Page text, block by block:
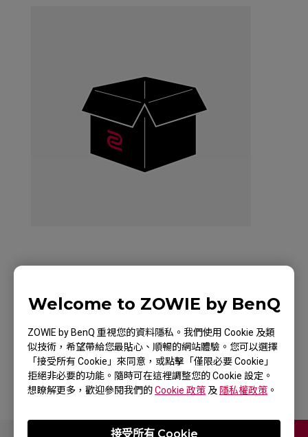
Welcome to ZOWIE by BenQ
ZOWIE by BenQ 重視您的資料隱私。我們使用 Cookie 及類
似技術，希望帶給您最貼心、順暢的網站體驗。您可以選擇
「接受所有 Cookie」來同意，或點擊「僅限必要 Cookie」
拒絕非必要的功能。隨時可在這裡調整您的 Cookie 設定。
想瞭解更多，歡迎參閱我們的Cookie 政策 及 隱私權政策 。
接受所有 Cookie
DIVINA BLUE
Keyboard for Esports